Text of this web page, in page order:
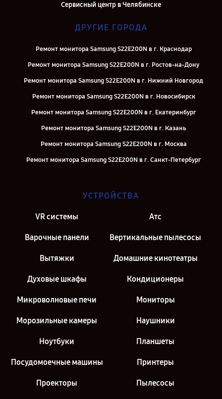
Сервисный центр в Челябинске
ДРУГИЕ ГОРОДА
Ремонт монитора Samsung S22E200N в г. Краснодар
Ремонт монитора Samsung S22E200N в г. Ростов-на-Дону
Ремонт монитора Samsung S22E200N в г. Нижний Новгород
Ремонт монитора Samsung S22E200N в г. Новосибирск
Ремонт монитора Samsung S22E200N в г. Екатеринбург
Ремонт монитора Samsung S22E200N в г. Казань
Ремонт монитора Samsung S22E200N в г. Москва
Ремонт монитора Samsung S22E200N в г. Санкт-Петербург
УСТРОЙСТВА
VR системы Атс
Варочные панели Вертикальные пылесосы
Вытяжки Домашние кинотеатры
Духовые шкафы Кондиционеры
Микроволновые печи Мониторы
Морозильные камеры Наушники
Ноутбуки Планшеты
Посудомоечные машины Принтеры
Проекторы Пылесосы